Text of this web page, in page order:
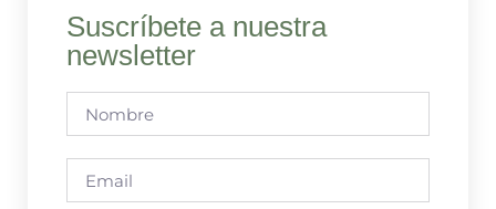
Suscríbete a nuestra
newsletter